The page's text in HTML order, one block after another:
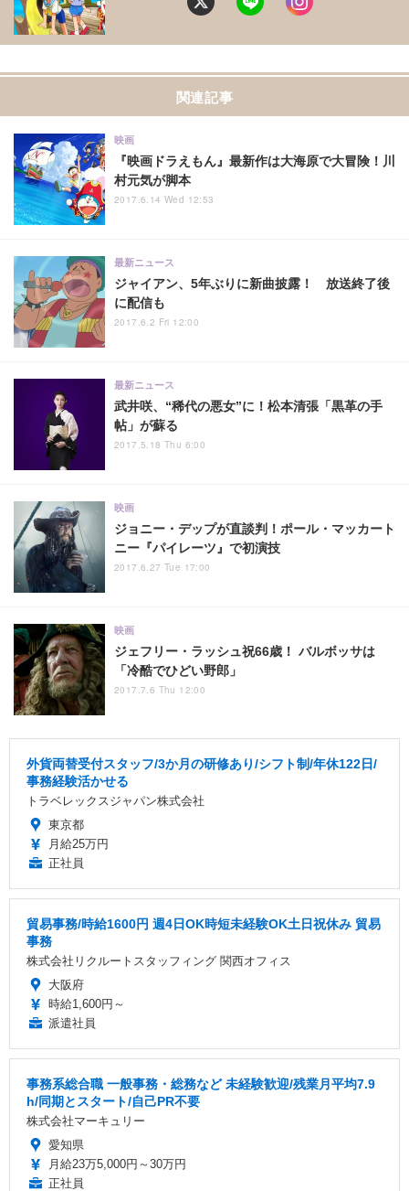
関連記事
『映画ドラえもん』最新作は大海原で大冒険！川
村元気が脚本
映画
2017.6.14 Wed 12:53
ジャイアン、5年ぶりに新曲披露！ 放送終了後
に配信も
最新ニュース
2017.6.2 Fri 12:00
武井咲、“稀代の悪女”に！松本清張「黒革の手
帖」が蘇る
最新ニュース
2017.5.18 Thu 6:00
ジョニー・デップが直談判！ポール・マッカート
ニー『パイレーツ』で初演技
映画
2017.6.27 Tue 17:00
ジェフリー・ラッシュ祝66歳！ バルボッサは
「冷酷でひどい野郎」
映画
2017.7.6 Thu 12:00
外貨両替受付スタッフ/3か月の研修あり/シフト制/年休122日/
事務経験活かせる
トラベレックスジャパン株式会社
東京都
月給25万円
正社員
貿易事務/時給1600円 週4日OK時短未経験OK土日祝休み 貿易
事務
株式会社リクルートスタッフィング 関西オフィス
大阪府
時給1,600円～
派遣社員
事務系総合職 一般事務・総務など 未経験歓迎/残業月平均7.9
h/同期とスタート/自己PR不要
株式会社マーキュリー
愛知県
月給23万5,000円～30万円
正社員